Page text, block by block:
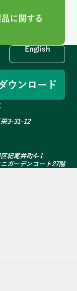
に関する
English
ウンロード
3-31-12
紀尾井町4-1
ガーデンコート27階